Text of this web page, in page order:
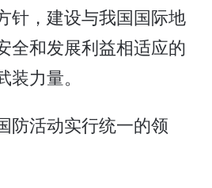
针，建设与我国国际地
全和发展利益相适应的
力量。
活动实行统一的领